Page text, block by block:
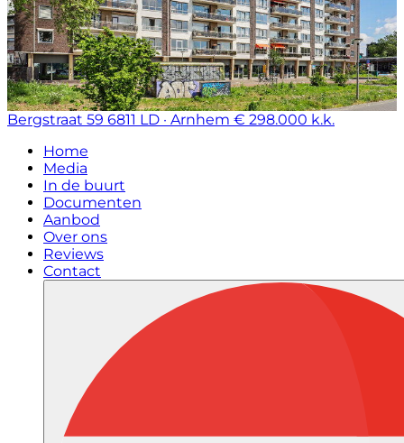
Bergstraat 59 6811 LD · Arnhem € 298.000 k.k.
Home
Media
In de buurt
Documenten
Aanbod
Over ons
Reviews
Contact